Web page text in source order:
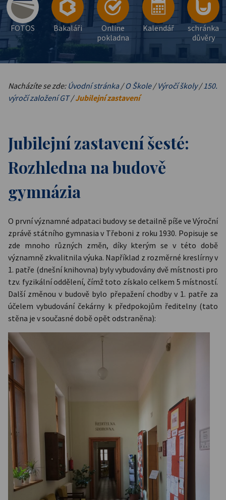
FOTOS Bakaláři
Online
pokladna
Kalendář
schránka
důvěry
Nacházíte se zde: Úvodní stránka/O Škole/Výročí školy/150.
výročí založení GT/Jubilejní zastavení
Jubilejní zastavení šesté:
Rozhledna na budově
gymnázia
O první významné adpataci budovy se detailně píše ve Výroční
zprávě státního gymnasia v Třeboni z roku 1930. Popisuje se
zde mnoho různých změn, díky kterým se v této době
významně zkvalitnila výuka. Například z rozměrné kreslírny v
1. patře (dnešní knihovna) byly vybudovány dvě místnosti pro
tzv. fyzikální oddělení, čímž toto získalo celkem 5 místností.
Další změnou v budově bylo přepažení chodby v 1. patře za
účelem vybudování čekárny k předpokojům ředitelny (tato
stěna je v současné době opět odstraněna):